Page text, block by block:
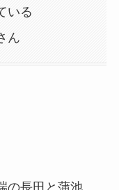
いる
ん